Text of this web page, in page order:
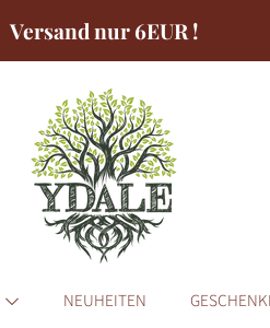
Versand nur 6EUR !
NEUHEITEN